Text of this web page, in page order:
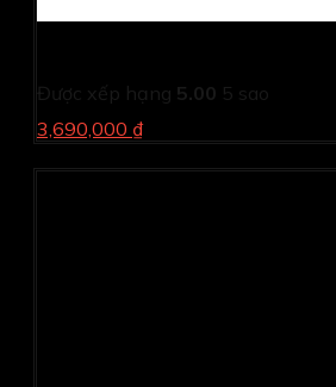
Được xếp hạng 5.00 5 sao
3,690,000 ₫